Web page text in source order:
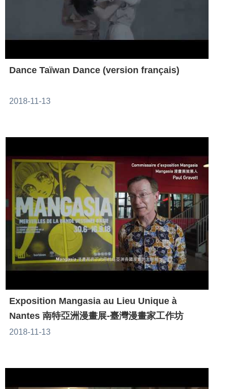
Dance Taïwan Dance (version français)
2018-11-13
Exposition Mangasia au Lieu Unique à
Nantes 南特亞洲漫畫展-臺灣漫畫家工作坊
2018-11-13